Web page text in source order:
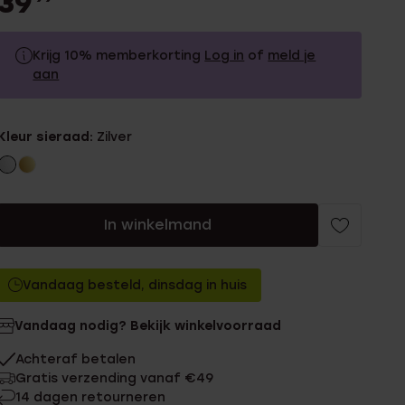
Krijg 10% memberkorting Log in of meld je
aan
Zonder memberkorting
sieraad: Zilver
In winkelmand
Vandaag besteld, dinsdag in huis
Vandaag nodig? Bekijk winkelvoorraad
Achteraf betalen
Gratis verzending vanaf €49
14 dagen retourneren